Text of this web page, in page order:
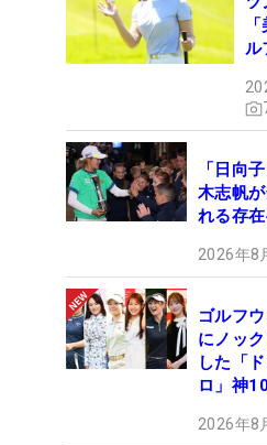
ル
「日向
木志帆
れる存
2026年8
ゴルフ
にノッ
した「
ロ」神
2026年8